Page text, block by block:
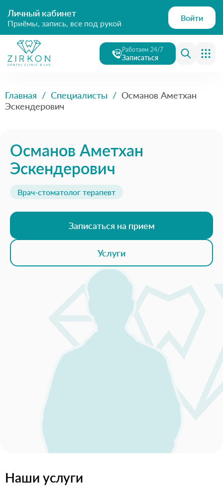
Личный кабинет
Приёмы, запись, все под рукой
Войти
Работаем 24/7
Записаться
Главная / Специалисты / Османов Аметхан
Эскендерович
Османов Аметхан
Эскендерович
Врач-стоматолог терапевт
Записаться на прием
Услуги
Наши услуги